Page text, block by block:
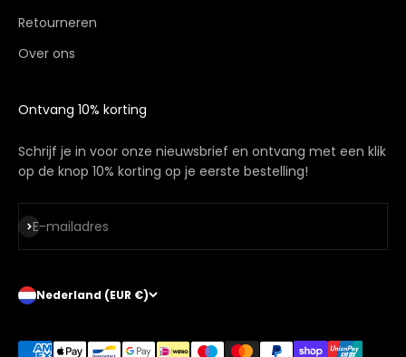
Retourneren
Over ons
Ontvang 10% korting
Schrijf je in voor onze nieuwsbrief en ontvang met een klik
op de knop 10% korting op je eerste bestelling!
E-mailadres
Abonneren
Nederland (EUR €)